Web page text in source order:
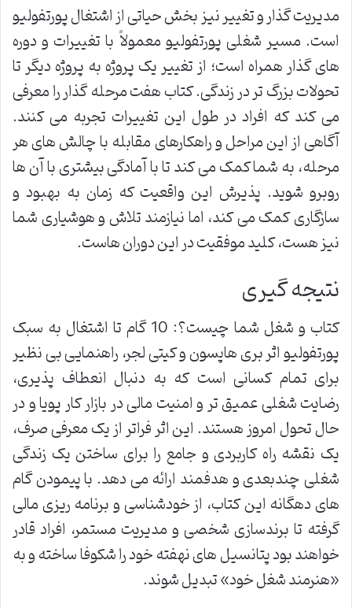
مدیریت گذار و تغییر نیز بخش حیاتی از اشتغال پورتفولیو
است. مسیر شغلی پورتفولیو معمولاً با تغییرات و دوره
های گذار همراه است؛ از تغییر یک پروژه به پروژه دیگر تا
تحولات بزرگ تر در زندگی. کتاب هفت مرحله گذار را معرفی
می کند که افراد در طول این تغییرات تجربه می کنند.
آگاهی از این مراحل و راهکارهای مقابله با چالش های هر
مرحله، به شما کمک می کند تا با آمادگی بیشتری با آن ها
روبرو شوید. پذیرش این واقعیت که زمان به بهبود و
سازگاری کمک می کند، اما نیازمند تلاش و هوشیاری شما
نیز هست، کلید موفقیت در این دوران هاست.
نتیجه گیری
کتاب و شغل شما چیست؟: 10 گام تا اشتغال به سبک
پورتفولیو اثر بری هاپسون و کیتی لجر، راهنمایی بی نظیر
برای تمام کسانی است که به دنبال انعطاف پذیری،
رضایت شغلی عمیق تر و امنیت مالی در بازار کار پویا و در
حال تحول امروز هستند. این اثر فراتر از یک معرفی صرف،
یک نقشه راه کاربردی و جامع را برای ساختن یک زندگی
شغلی چندبعدی و هدفمند ارائه می دهد. با پیمودن گام
های دهگانه این کتاب، از خودشناسی و برنامه ریزی مالی
گرفته تا برندسازی شخصی و مدیریت مستمر، افراد قادر
خواهند بود پتانسیل های نهفته خود را شکوفا ساخته و به
«هنرمند شغل خود» تبدیل شوند.